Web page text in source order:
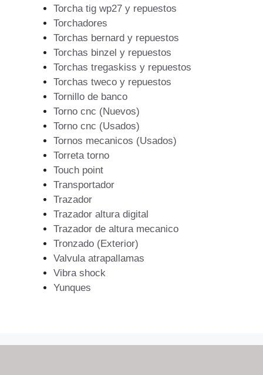
Torcha tig wp27 y repuestos
Torchadores
Torchas bernard y repuestos
Torchas binzel y repuestos
Torchas tregaskiss y repuestos
Torchas tweco y repuestos
Tornillo de banco
Torno cnc (Nuevos)
Torno cnc (Usados)
Tornos mecanicos (Usados)
Torreta torno
Touch point
Transportador
Trazador
Trazador altura digital
Trazador de altura mecanico
Tronzado (Exterior)
Valvula atrapallamas
Vibra shock
Yunques